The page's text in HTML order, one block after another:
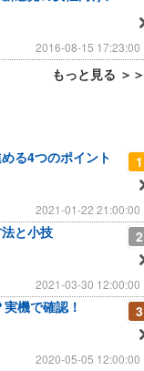
2016-08-15 17:23:00
もっと見る ＞＞
1
る4つのポイント
2021-01-22 21:00:00
2
と小技
2021-03-30 12:00:00
3
機で確認！
2020-05-05 12:00:00